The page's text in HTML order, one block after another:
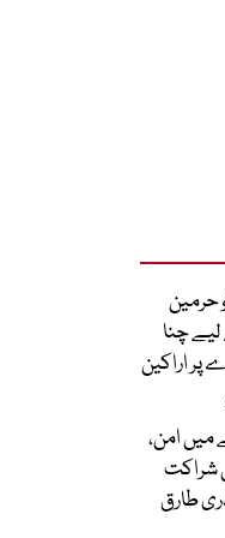
حرمین
چنا
پر اراکین
امن،
شراکت
طارق